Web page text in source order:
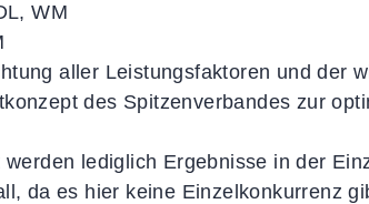
WM
aller Leistungsfaktoren und der
des Spitzenverbandes zur
werden lediglich Ergebnisse in der
da es hier keine Einzelkonkurrenz